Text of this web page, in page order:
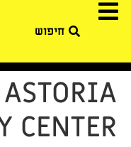
CENTER